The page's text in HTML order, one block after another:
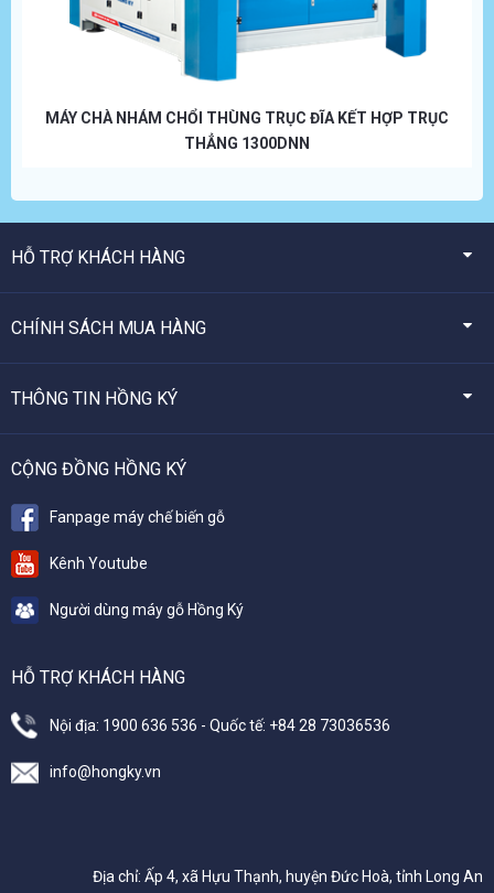
MÁY CHÀ NHÁM CHỔI THÙNG TRỤC ĐĨA KẾT HỢP TRỤC
THẲNG 1300DNN
HỖ TRỢ KHÁCH HÀNG
CHÍNH SÁCH MUA HÀNG
THÔNG TIN HỒNG KÝ
CỘNG ĐỒNG HỒNG KÝ
Fanpage máy chế biến gỗ
Kênh Youtube
Người dùng máy gỗ Hồng Ký
HỖ TRỢ KHÁCH HÀNG
Nội địa: 1900 636 536 - Quốc tế: +84 28 73036536
info@hongky.vn
Địa chỉ: Ấp 4, xã Hựu Thạnh, huyện Đức Hoà, tỉnh Long An